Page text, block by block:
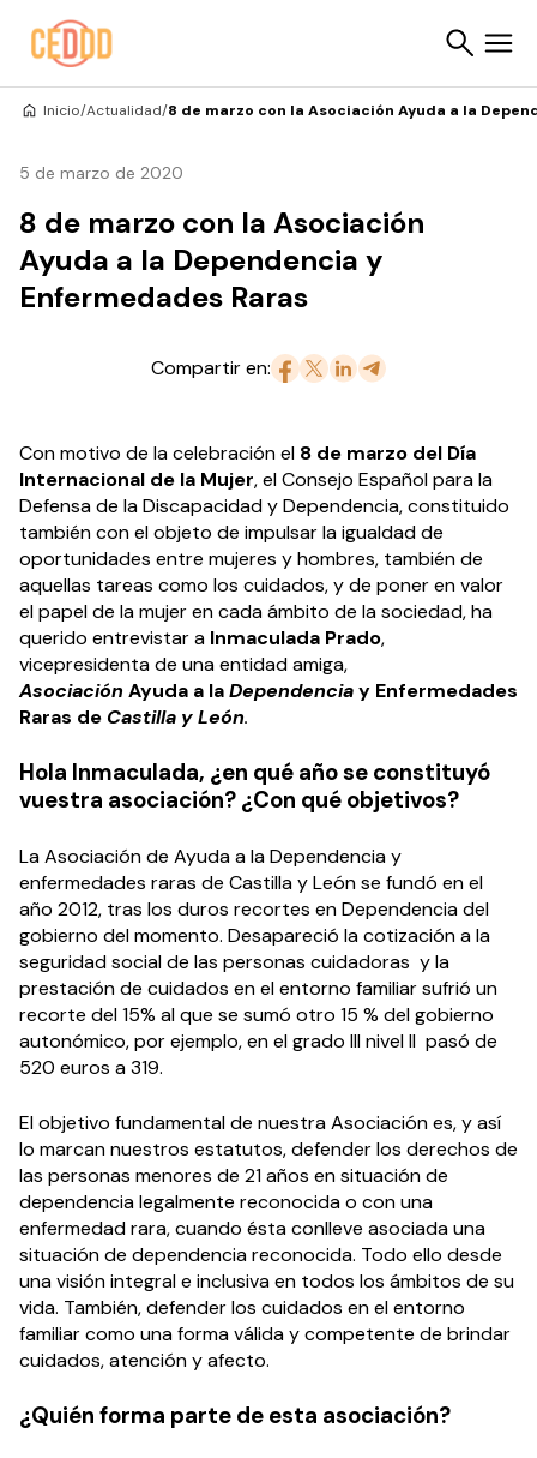
Inicio/Actualidad/8 de marzo con la Asociación Ayuda a la
5 de marzo de 2020
8 de marzo con la Asociación
Ayuda a la Dependencia y
Enfermedades Raras
Compartir en:
Con motivo de la celebración el 8 de marzo del Día
Internacional de la Mujer, el Consejo Español para la
Defensa de la Discapacidad y Dependencia, constituido
también con el objeto de impulsar la igualdad de
oportunidades entre mujeres y hombres, también de
aquellas tareas como los cuidados, y de poner en valor
el papel de la mujer en cada ámbito de la sociedad, ha
querido entrevistar a Inmaculada Prado,
vicepresidenta de una entidad amiga,
Asociación Ayuda a laDependenciay Enfermedades
Raras de Castilla y León.
Hola Inmaculada, ¿en qué año se constituyó
vuestra asociación? ¿Con qué objetivos?
La Asociación de Ayuda a la Dependencia y
enfermedades raras de Castilla y León se fundó en el
año 2012, tras los duros recortes en Dependencia del
gobierno del momento. Desapareció la cotización a la
seguridad social de las personas cuidadoras y la
prestación de cuidados en el entorno familiar sufrió un
recorte del 15% al que se sumó otro 15 % del gobierno
autonómico, por ejemplo, en el grado III nivel II pasó de
520 euros a 319.
El objetivo fundamental de nuestra Asociación es, y así
lo marcan nuestros estatutos, defender los derechos de
las personas menores de 21 años en situación de
dependencia legalmente reconocida o con una
enfermedad rara, cuando ésta conlleve asociada una
situación de dependencia reconocida. Todo ello desde
una visión integral e inclusiva en todos los ámbitos de su
vida. También, defender los cuidados en el entorno
familiar como una forma válida y competente de brindar
cuidados, atención y afecto.
¿Quién forma parte de esta asociación?